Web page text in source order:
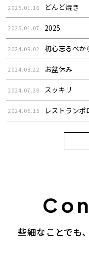
2025.01.16 どんど焼き
2025.01.07 2025
2024.09.02 初心忘るべか
2024.08.22 お盆休み
2024.07.28 スッキリ
2024.05.15 レストランポ
些細なことでも